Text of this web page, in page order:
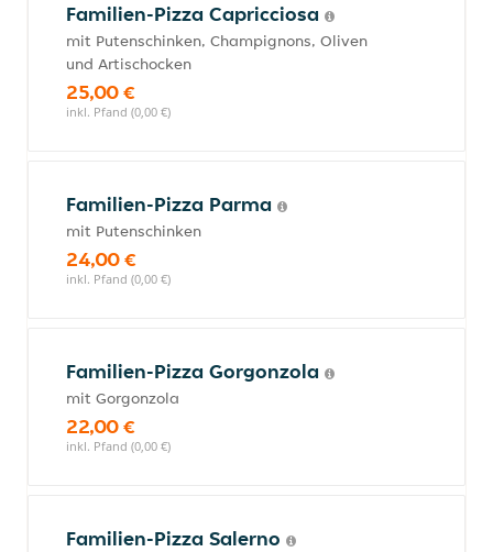
Familien-Pizza Capricciosa
mit Putenschinken, Champignons, Oliven
und Artischocken
25,00 €
inkl. Pfand (0,00 €)
Familien-Pizza Parma
mit Putenschinken
24,00 €
inkl. Pfand (0,00 €)
Familien-Pizza Gorgonzola
mit Gorgonzola
22,00 €
inkl. Pfand (0,00 €)
Familien-Pizza Salerno